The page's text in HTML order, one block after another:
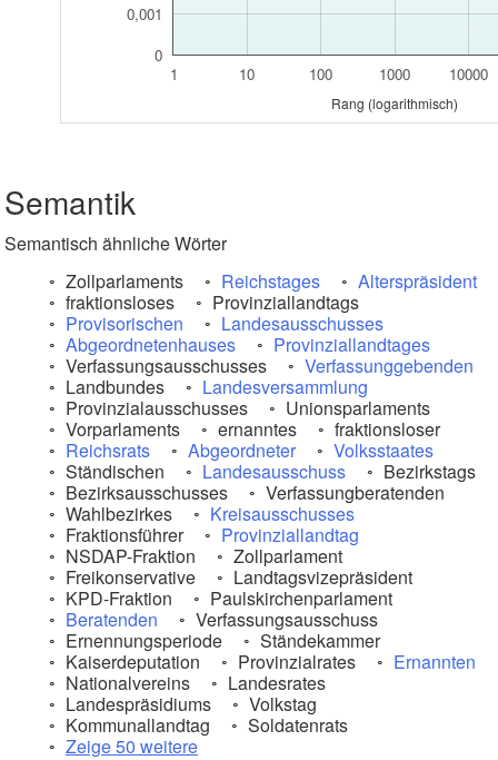
1 10 100 1000 10000
0
0,001
Rang (logarithmisch)
Semantik
Semantisch ähnliche Wörter
Zollparlaments
Reichstages
Alterspräsident
fraktionsloses
Provinziallandtags
Provisorischen
Landesausschusses
Abgeordnetenhauses
Provinziallandtages
Verfassungsausschusses
Verfassunggebenden
Landbundes
Landesversammlung
Provinzialausschusses
Unionsparlaments
Vorparlaments
ernanntes
fraktionsloser
Reichsrats
Abgeordneter
Volksstaates
Ständischen
Landesausschuss
Bezirkstags
Bezirksausschusses
Verfassungberatenden
Wahlbezirkes
Kreisausschusses
Fraktionsführer
Provinziallandtag
NSDAP-Fraktion
Zollparlament
Freikonservative
Landtagsvizepräsident
KPD-Fraktion
Paulskirchenparlament
Beratenden
Verfassungsausschuss
Ernennungsperiode
Ständekammer
Kaiserdeputation
Provinzialrates
Ernannten
Nationalvereins
Landesrates
Landespräsidiums
Volkstag
Kommunallandtag
Soldatenrats
Zeige 50 weitere